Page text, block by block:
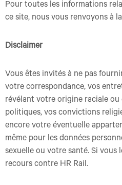
Pour toutes les informations
ce site, nous vous renvoyons à
Disclaimer
Vous êtes invités à ne pas
votre correspondance, vos
révélant votre origine raciale
politiques, vos convictions
encore votre éventuelle
même pour les données
sexuelle ou votre santé. Si vous
recours contre HR Rail.